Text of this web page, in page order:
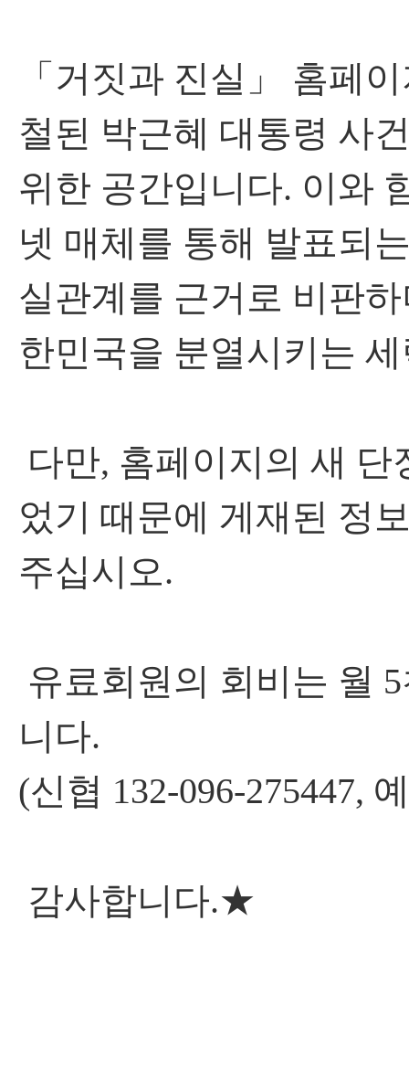
「거짓과 진실」 홈페
철된 박근혜 대통령 사
위한 공간입니다. 이와
넷 매체를 통해 발표되
실관계를 근거로 비판
한민국을 분열시키는
다만, 홈페이지의 새 단
었기 때문에 게재된 정
주십시오.
유료회원의 회비는 월
니다.
(신협 132-096-275447,
감사합니다.★